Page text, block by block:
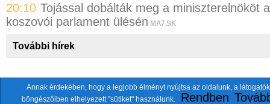
20:10 Tojással dobálták meg a miniszterelnököt a
koszovói parlament ülésén MA7.SK
További hírek
A fentiekkel együtt összesen118 oldaltszemlézünk.
Annak érdekében, hogy a legjobb élményt nyújtsa az oldalunk, a látogatók
böngészőiben elhelyezett "sütiket" használunk.
Rendben